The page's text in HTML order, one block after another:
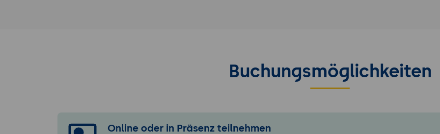
Migrationsstrategien
Anwendungs- und Datenmigration
Buchungsmöglichkeiten
Online oder in Präsenz teilnehmen